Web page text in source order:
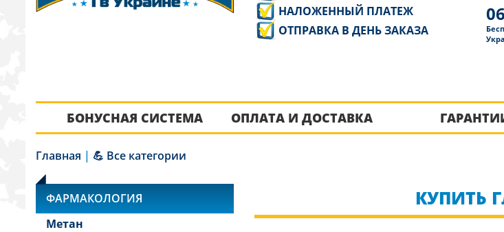
НАЛОЖЕННЫЙ ПЛАТЕЖ
ОТПРАВКА В ДЕНЬ ЗАКАЗА
БОНУСНАЯ СИСТЕМА ОПЛАТА И ДОСТАВКА
Главная | 💪 Все категории
ФАРМАКОЛОГИЯ
Метан
КУПИТЬ